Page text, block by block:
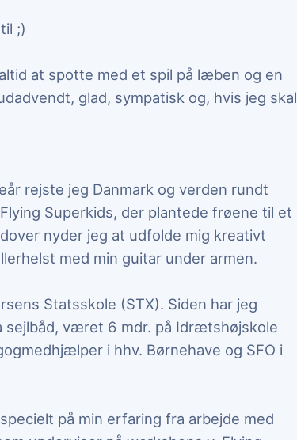
;)
at spotte med et spil på læben og en
glad, sympatisk og, hvis jeg skal
rejste jeg Danmark og verden rundt
Superkids, der plantede frøene til et
nyder jeg at udfolde mig kreativt
med min guitar under armen.
Statsskole (STX). Siden har jeg
sejlbåd, været 6 mdr. på Idrætshøjskole
i hhv. Børnehave og SFO i
på min erfaring fra arbejde med